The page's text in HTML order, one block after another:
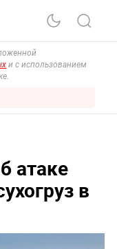
и с использованием
атаке
в